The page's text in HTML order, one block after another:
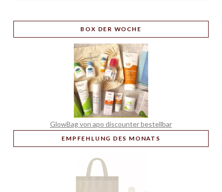
BOX DER WOCHE
GlowBag von apo discounter bestellbar
EMPFEHLUNG DES MONATS